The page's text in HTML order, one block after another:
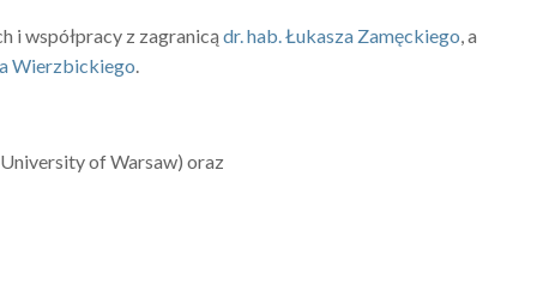
i współpracy z zagranicądr. hab. Łukasza Zamęckiego, a
Wierzbickiego.
of Warsaw) oraz